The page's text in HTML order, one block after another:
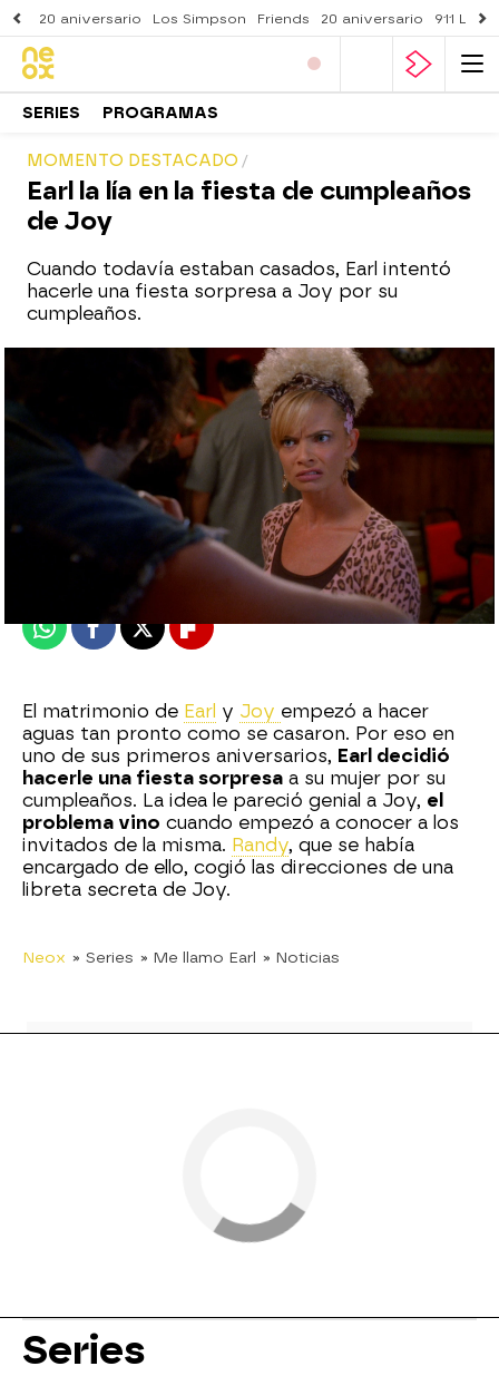
20 aniversario Los Simpson Friends 20 aniversario 911
SERIES PROGRAMAS
MOMENTO DESTACADO
Earl la lía en la fiesta de cumpleaños
de Joy
Cuando todavía estaban casados, Earl intentó
hacerle una fiesta sorpresa a Joy por su
cumpleaños.
Madrid
04 de marzo de 2021, 22:32
WhatsappFacebook
X Flipboard
El matrimonio de Earl y Joy empezó a hacer
aguas tan pronto como se casaron. Por eso en
uno de sus primeros aniversarios, Earl decidió
hacerle una fiesta sorpresa a su mujer por su
cumpleaños. La idea le pareció genial a Joy, el
problema vino cuando empezó a conocer a los
invitados de la misma. Randy, que se había
encargado de ello, cogió las direcciones de una
libreta secreta de Joy.
Neox » Series » Me llamo Earl » Noticias
Series